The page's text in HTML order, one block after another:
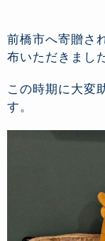
前橋市へ寄贈さ
布いただきまし
この時期に大変
す。